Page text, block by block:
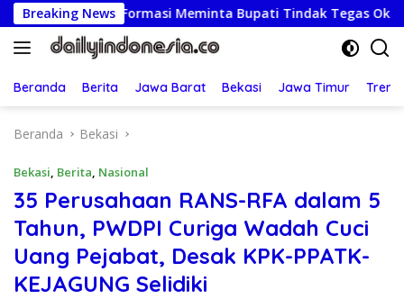
Langsung
ke
konten
Breaking News
Meminta Bupati Tindak Tegas Oknum Anggota
Beranda Berita Jawa Barat Bekasi Jawa Timur
Beranda Bekasi
Bekasi, Berita, Nasional
35 Perusahaan RANS-RFA dalam 5
Tahun, PWDPI Curiga Wadah Cuci
Uang Pejabat, Desak KPK-PPATK-
KEJAGUNG Selidiki